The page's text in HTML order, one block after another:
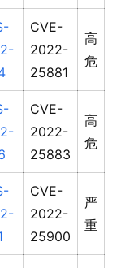
CVE-
2022-
25881
高
危
CVE-
2022-
25883
高
危
CVE-
2022-
25900
严
重